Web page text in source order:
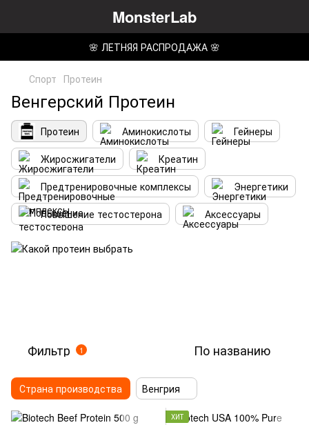
MonsterLab
🌸 ЛЕТНЯЯ РАСПРОДАЖА 🌸
Спорт Протеин
Венгерский Протеин
Протеин Аминокислоты
Гейнеры
Жиросжигатели
Креатин
Предтренировочные комплексы
Энергетики
Повышение тестостерона
Аксессуары
Фильтр 1 По названию
Страна производства Венгрия
ХИТ